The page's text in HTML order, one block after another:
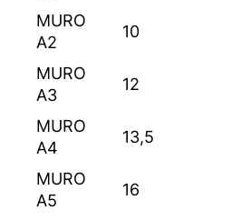
MURO
A2
10
MURO
A3
12
MURO
A4
13,5
MURO
A5
16